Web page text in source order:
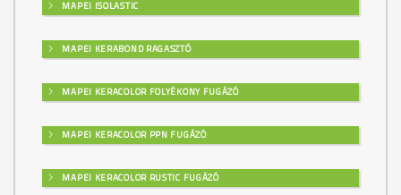
MAPEI ISOLASTIC
MAPEI KERABOND RAGASZTÓ
MAPEI KERACOLOR FOLYÉKONY FUGÁZÓ
MAPEI KERACOLOR PPN FUGÁZÓ
MAPEI KERACOLOR RUSTIC FUGÁZÓ